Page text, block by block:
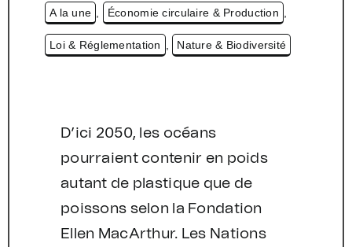
A la une Économie circulaire & Production
Loi & Réglementation Nature & Biodiversité
D’ici 2050, les océans
pourraient contenir en poids
autant de plastique que de
poissons selon la Fondation
Ellen MacArthur. Les Nations